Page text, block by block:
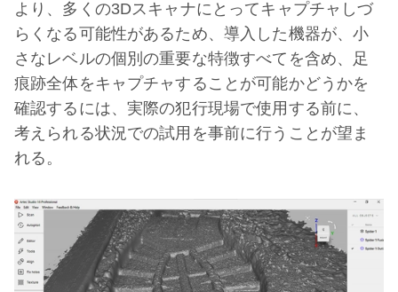
より、多くの3Dスキャナにとってキャプチャしづ
らくなる可能性があるため、導入した機器が、小
さなレベルの個別の重要な特徴すべてを含め、足
痕跡全体をキャプチャすることが可能かどうかを
確認するには、実際の犯行現場で使用する前に、
考えられる状況での試用を事前に行うことが望ま
れる。